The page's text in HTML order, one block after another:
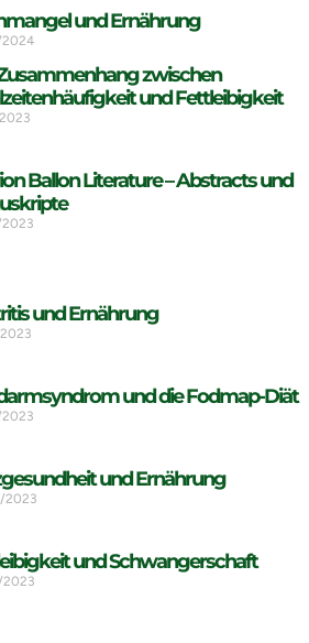
und Ernährung
zwischen
und Fettleibigkeit
Ballon Literature – Abstracts und
und Ernährung
und die Fodmap-Diät
und Ernährung
2023
und Schwangerschaft